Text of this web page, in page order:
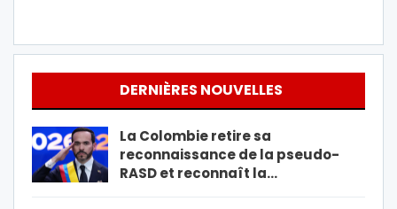
DERNIÈRES NOUVELLES
La Colombie retire sa
reconnaissance de la pseudo-
RASD et reconnaît la…